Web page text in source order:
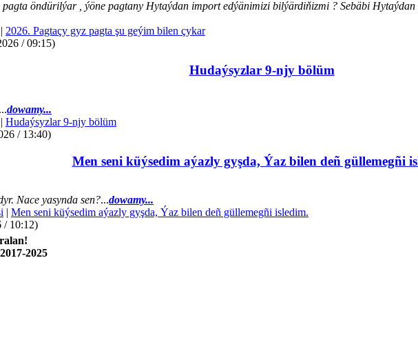
pagta öndürilýar , ýöne pagtany Hytaýdan import edýänimizi bilýärdiňizmi ? Sebäbi Hytaýdan
2026. Pagtaçy gyz pagta şu geýim bilen çykar
/ 09:15)
Hudaýsyzlar 9-njy bölüm
...dowamy...
Hudaýsyzlar 9-njy bölüm
/ 13:40)
Men seni küýsedim aýazly gyşda, Ýaz bilen deñ güllemegñi
Nace yasynda sen?...dowamy...
| Men seni küýsedim aýazly gyşda, Ýaz bilen deñ güllemegñi isledim.
/ 10:12)
2025